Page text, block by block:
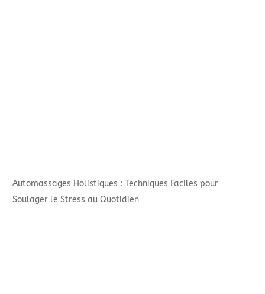
Automassages Holistiques : Techniques Faciles pour
Soulager le Stress au Quotidien